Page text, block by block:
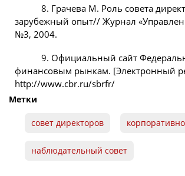
8. Грачева М. Роль совета
зарубежный опыт// Журнал
№3, 2004.
9. Официальный сайт
финансовым рынкам. [Электронный
http://www.cbr.ru/sbrfr/
Метки
совет директоров
наблюдательный совет